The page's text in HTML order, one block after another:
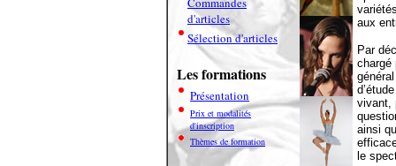
d'articles
Sélection d'articles
Les formations
Présentation
Prix et modalités
d'inscription
Thèmes de formation
aux
Par
chargé
vivant,
ainsi
le